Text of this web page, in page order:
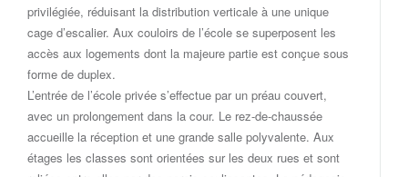
privilégiée, réduisant la distribution verticale à une unique
cage d’escalier. Aux couloirs de l’école se superposent les
accès aux logements dont la majeure partie est conçue sous
forme de duplex.
L’entrée de l’école privée s’effectue par un préau couvert,
avec un prolongement dans la cour. Le rez-de-chaussée
accueille la réception et une grande salle polyvalente. Aux
étages les classes sont orientées sur les deux rues et sont